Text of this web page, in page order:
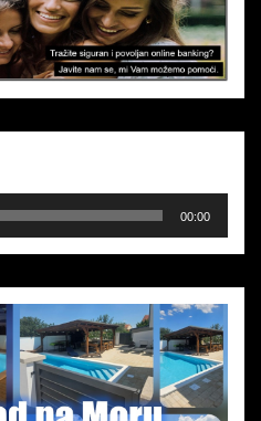
00:00